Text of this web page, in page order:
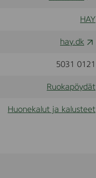
HAY
hay.dk
5031 0121
Ruokapöydät
Huonekalut ja kalusteet